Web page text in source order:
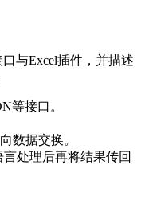
与Excel插件，并描述
等接口。
数据交换。
处理后再将结果传回